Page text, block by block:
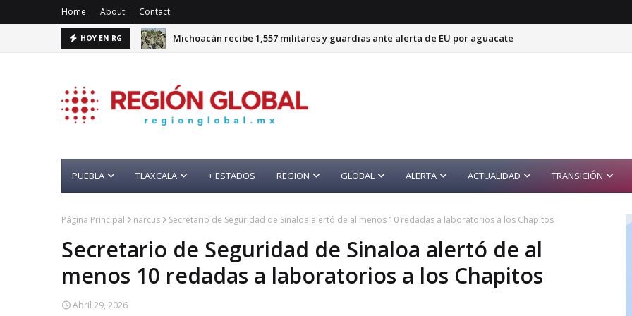
Home About Contact
HOY EN RG Michoacán recibe 1,557 militares y guardias ante alerta de EU por aguacate
PUEBLA TLAXCALA + ESTADOS REGION GLOBAL ALERTA ACTUALIDAD TRANSICIÓN
Página Principal narcus Secretario de Seguridad de Sinaloa alertó de al menos 10 redadas a laboratorios a los Chapitos
Secretario de Seguridad de Sinaloa alertó de al
menos 10 redadas a laboratorios a los Chapitos
Abril 29, 2026